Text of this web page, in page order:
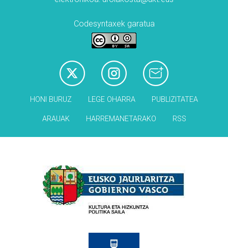
Codesyntaxek garatua
HONI BURUZ LEGE OHARRA PUBLIZITATEA
ARAUAK HARREMANETARAKO RSS